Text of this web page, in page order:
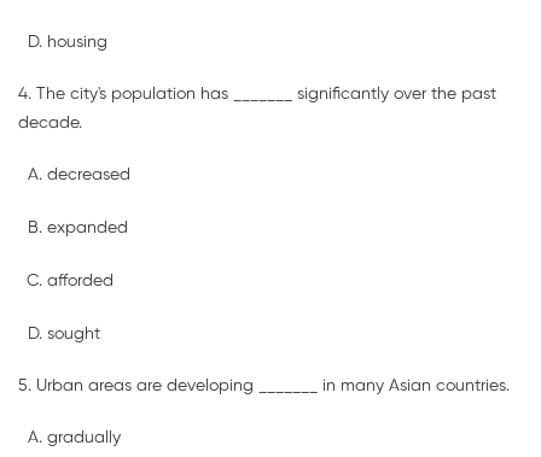
housing
4. The city's population has _______ significantly over the past
decade.
decreased
expanded
afforded
sought
5. Urban areas are developing _______ in many Asian countries.
gradually